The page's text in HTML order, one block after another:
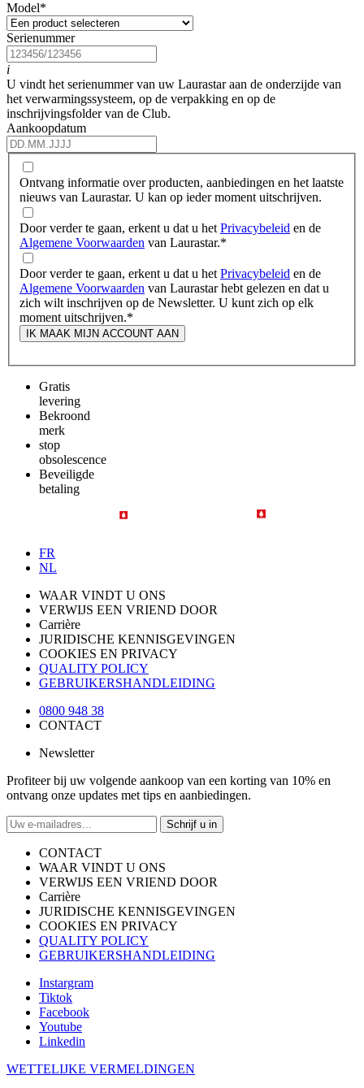
Model*
Serienummer
i
U vindt het serienummer van uw Laurastar aan de onderzijde van
het verwarmingssysteem, op de verpakking en op de
inschrijvingsfolder van de Club.
Aankoopdatum
Ontvang informatie over producten, aanbiedingen en het laatste
nieuws van Laurastar. U kan op ieder moment uitschrijven.
Door verder te gaan, erkent u dat u het Privacybeleid en de
Algemene Voorwaarden van Laurastar.*
Door verder te gaan, erkent u dat u het Privacybeleid en de
Algemene Voorwaarden van Laurastar hebt gelezen en dat u
zich wilt inschrijven op de Newsletter. U kunt zich op elk
moment uitschrijven.*
IK MAAK MIJN ACCOUNT AAN
Gratis
levering
Bekroond
merk
stop
obsolescence
Beveiligde
betaling
FR
NL
WAAR VINDT U ONS
VERWIJS EEN VRIEND DOOR
Carrière
JURIDISCHE KENNISGEVINGEN
COOKIES EN PRIVACY
QUALITY POLICY
GEBRUIKERSHANDLEIDING
0800 948 38
CONTACT
Newsletter
Profiteer bij uw volgende aankoop van een korting van 10% en
ontvang onze updates met tips en aanbiedingen.
Schrijf u in
CONTACT
WAAR VINDT U ONS
VERWIJS EEN VRIEND DOOR
Carrière
JURIDISCHE KENNISGEVINGEN
COOKIES EN PRIVACY
QUALITY POLICY
GEBRUIKERSHANDLEIDING
Instargram
Tiktok
Facebook
Youtube
Linkedin
WETTELIJKE VERMELDINGEN